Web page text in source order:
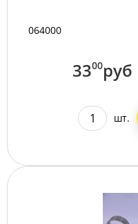
064000
3300руб
шт.